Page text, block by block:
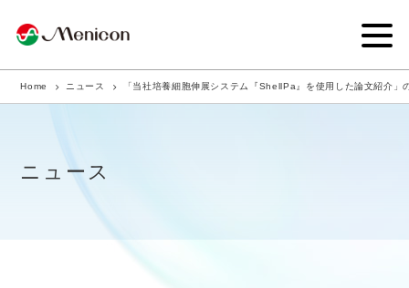
企業情報
商品サイト
Home ニュース 「当社培養細胞伸展システム『ShellPa』を使用した論文紹介」
ニュース